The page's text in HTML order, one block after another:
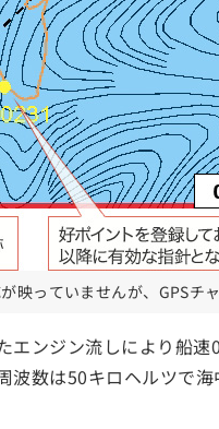
映っていませんが、GPSチ
エンジン流しにより船速
波数は50キロヘルツで